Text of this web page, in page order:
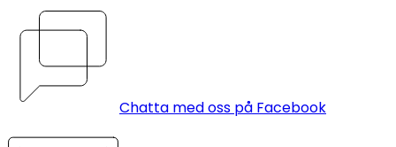
Chatta med oss på Facebook